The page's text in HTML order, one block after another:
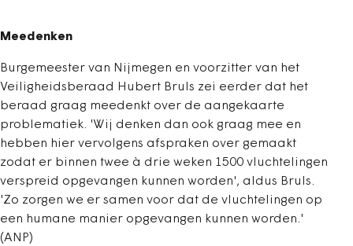
Meedenken
Burgemeester van Nijmegen en voorzitter van het
Veiligheidsberaad Hubert Bruls zei eerder dat het
beraad graag meedenkt over de aangekaarte
problematiek. 'Wij denken dan ook graag mee en
hebben hier vervolgens afspraken over gemaakt
zodat er binnen twee à drie weken 1500 vluchtelingen
verspreid opgevangen kunnen worden', aldus Bruls.
'Zo zorgen we er samen voor dat de vluchtelingen op
een humane manier opgevangen kunnen worden.'
(ANP)